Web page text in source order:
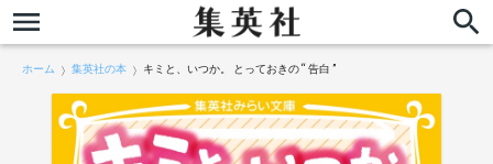
ホーム 集英社の本 キミと、いつか。 とっておきの “ 告白 ”